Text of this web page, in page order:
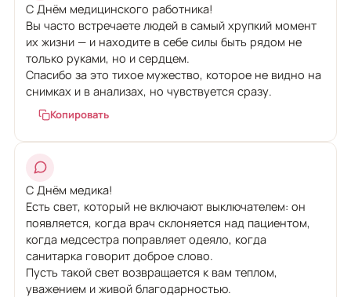
С Днём медицинского работника!
Вы часто встречаете людей в самый хрупкий момент
их жизни — и находите в себе силы быть рядом не
только руками, но и сердцем.
Спасибо за это тихое мужество, которое не видно на
снимках и в анализах, но чувствуется сразу.
Копировать
С Днём медика!
Есть свет, который не включают выключателем: он
появляется, когда врач склоняется над пациентом,
когда медсестра поправляет одеяло, когда
санитарка говорит доброе слово.
Пусть такой свет возвращается к вам теплом,
уважением и живой благодарностью.